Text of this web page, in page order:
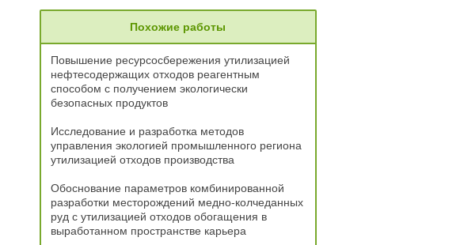
Похожие работы
Повышение ресурсосбережения утилизацией
нефтесодержащих отходов реагентным
способом с получением экологически
безопасных продуктов
Исследование и разработка методов
управления экологией промышленного региона
утилизацией отходов производства
Обоснование параметров комбинированной
разработки месторождений медно-колчеданных
руд с утилизацией отходов обогащения в
выработанном пространстве карьера